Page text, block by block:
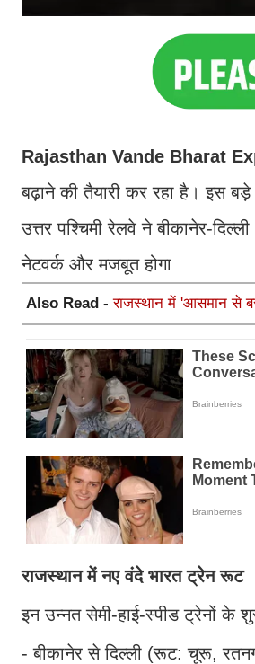
Rajasthan Vande Bharat
बढ़ाने की तैयारी कर रहा है। इस
उत्तर पश्चिमी रेलवे ने बीकानेर-
नेटवर्क और मजबूत होगा
Also Read -राजस्थान में 'आसमान से
राजस्थान में नए वंदे भारत ट्रेन रूट
इन उन्नत सेमी-हाई-स्पीड ट्रेनों के
- बीकानेर से दिल्ली (रूट: चूरू,